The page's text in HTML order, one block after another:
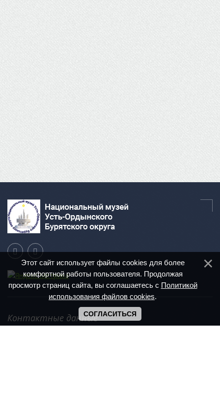
Контактные данные
Этот сайт использует файлы cookies для более
комфортной работы пользователя. Продолжая
просмотр страниц сайта, вы соглашаетесь с Политикой
использования файлов cookies.
СОГЛАСИТЬСЯ